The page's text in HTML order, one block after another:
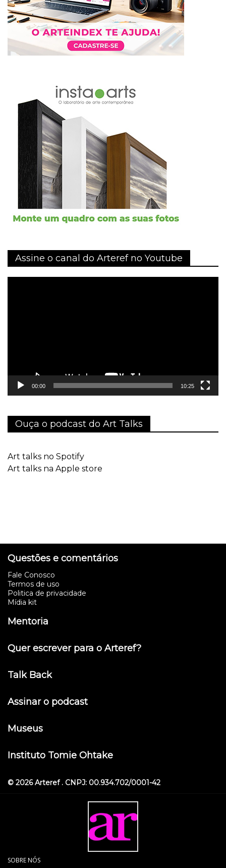
Assine o canal do Arteref no Youtube
00:00 10:25
Ouça o podcast do Art Talks
Art talks no Spotify
Art talks na Apple store
Questões e comentários
Fale Conosco
Termos de uso
Politica de privacidade
Mídia kit
Mentoria
Quer escrever para o Arteref?
Talk Back
Assinar o podcast
Museus
Instituto Tomie Ohtake
© 2026 Arteref . CNPJ: 00.934.702/0001-42
SOBRE NÓS